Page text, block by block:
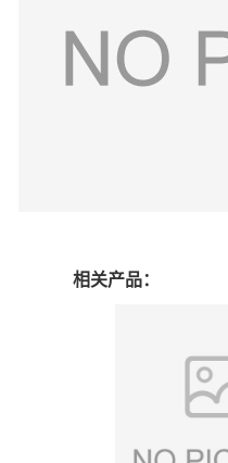
相关产品：